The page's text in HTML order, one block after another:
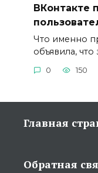
ВКонтакте
Что именно
объявила,
0 150
Главная
Обратная